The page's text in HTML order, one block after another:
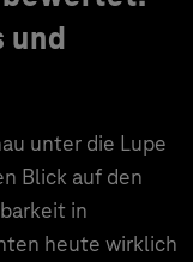
und
unter die Lupe
Blick auf den
in
heute wirklich